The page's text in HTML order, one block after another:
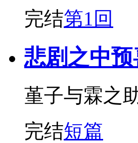
完结第1回
悲剧之中预
堇子与霖之
完结短篇